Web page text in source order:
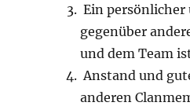
Ein
gegenüber
und dem Team
Anstand und
anderen